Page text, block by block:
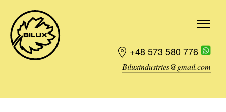
+48 573 580 776
Biluxindustries@gmail.com